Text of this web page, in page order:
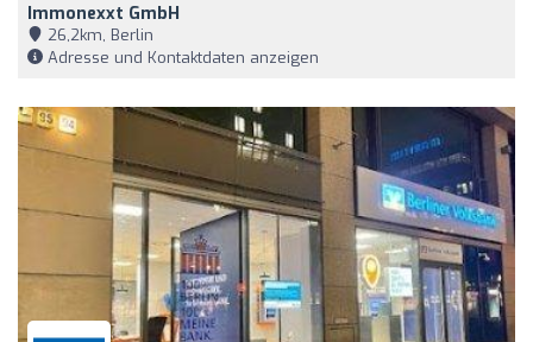
Immonexxt GmbH
26,2km, Berlin
Adresse und Kontaktdaten anzeigen